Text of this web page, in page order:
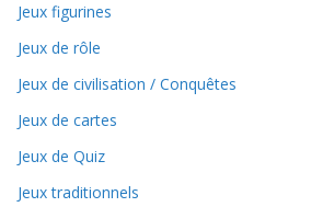
Jeux figurines
Jeux de rôle
Jeux de civilisation / Conquêtes
Jeux de cartes
Jeux de Quiz
Jeux traditionnels